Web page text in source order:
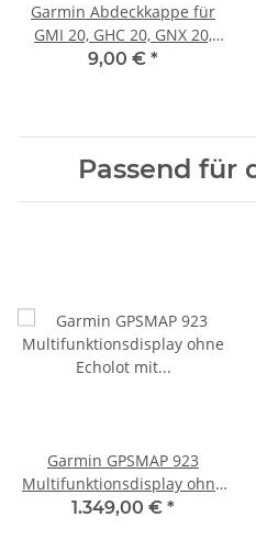
Garmin Abdeckkappe für
GMI 20, GHC 20, GNX 20,
GNX 21 010-12020-00
9,00 € *
Passend für
Garmin GPSMAP 923
Multifunktionsdisplay ohne
Echolot mit weltweiter
1.349,00 € *